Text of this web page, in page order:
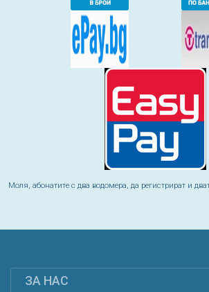
Моля, абонатите с два водомера, да регистрират и
ЗА НАС